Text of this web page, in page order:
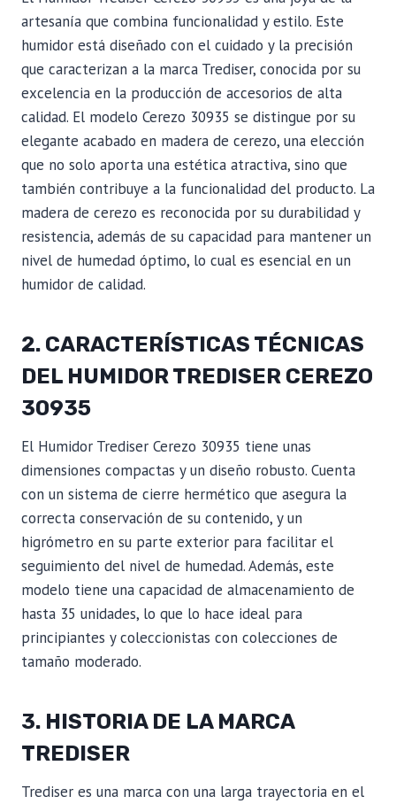
artesanía que combina funcionalidad y estilo. Este
humidor está diseñado con el cuidado y la precisión
que caracterizan a la marca Trediser, conocida por su
excelencia en la producción de accesorios de alta
calidad. El modelo Cerezo 30935 se distingue por su
elegante acabado en madera de cerezo, una elección
que no solo aporta una estética atractiva, sino que
también contribuye a la funcionalidad del producto. La
madera de cerezo es reconocida por su durabilidad y
resistencia, además de su capacidad para mantener un
nivel de humedad óptimo, lo cual es esencial en un
humidor de calidad.
2. CARACTERÍSTICAS TÉCNICAS
DEL HUMIDOR TREDISER CEREZO
30935
El Humidor Trediser Cerezo 30935 tiene unas
dimensiones compactas y un diseño robusto. Cuenta
con un sistema de cierre hermético que asegura la
correcta conservación de su contenido, y un
higrómetro en su parte exterior para facilitar el
seguimiento del nivel de humedad. Además, este
modelo tiene una capacidad de almacenamiento de
hasta 35 unidades, lo que lo hace ideal para
principiantes y coleccionistas con colecciones de
tamaño moderado.
3. HISTORIA DE LA MARCA
TREDISER
Trediser es una marca con una larga trayectoria en el